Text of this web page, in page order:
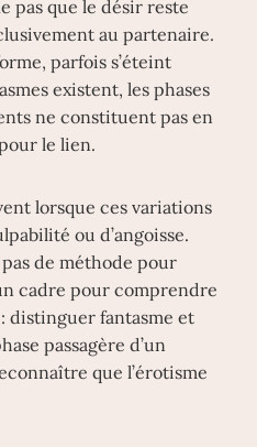
pas que le désir reste
au partenaire.
parfois s’éteint
existent, les phases
ne constituent pas en
le lien.
lorsque ces variations
ou d’angoisse.
de méthode pour
cadre pour comprendre
distinguer fantasme et
passagère d’un
que l’érotisme